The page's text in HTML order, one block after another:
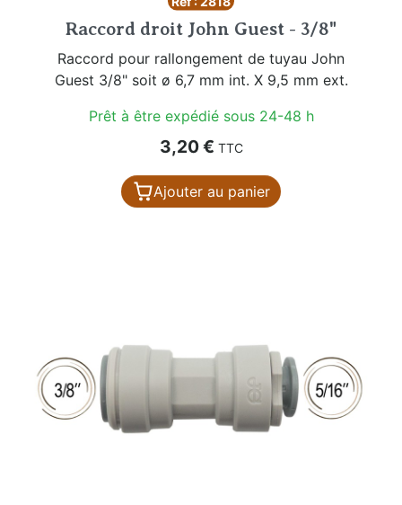
Raccord droit John Guest - 3/8"
Raccord pour rallongement de tuyau John
Guest 3/8" soit ø 6,7 mm int. X 9,5 mm ext.
Prêt à être expédié sous 24-48 h
Prix
3,20 € TTC
Ajouter au panier